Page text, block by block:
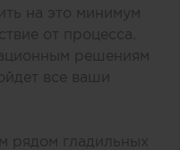
на это минимум
от процесса.
решениям
все ваши
рядом гладильных